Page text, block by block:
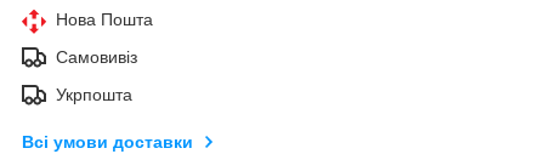
Нова Пошта
Самовивіз
Укрпошта
Всі умови доставки